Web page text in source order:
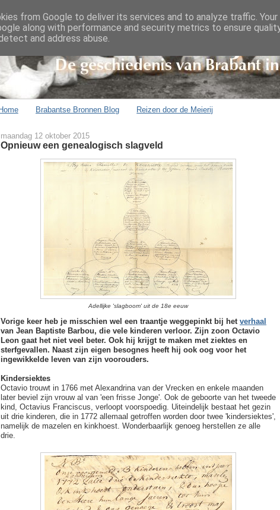
Home Brabantse Bronnen Blog Reizen door de Meierij
maandag 12 oktober 2015
Opnieuw een genealogisch slagveld
Adellijke 'slagboom' uit de 18e eeuw
Vorige keer heb je misschien wel een traantje weggepinkt bij het verhaal
van Jean Baptiste Barbou, die vele kinderen verloor. Zijn zoon Octavio
Leon gaat het niet veel beter. Ook hij krijgt te maken met ziektes en
sterfgevallen. Naast zijn eigen besognes heeft hij ook oog voor het
ingewikkelde leven van zijn voorouders.
Kindersiektes
Octavio trouwt in 1766 met Alexandrina van der Vrecken en enkele maanden
later beviel zijn vrouw al van 'een frisse Jonge'. Ook de geboorte van het tweede
kind, Octavius Franciscus, verloopt voorspoedig. Uiteindelijk bestaat het gezin
uit drie kinderen, die in 1772 allemaal getroffen worden door twee 'kindersiektes',
namelijk de mazelen en kinkhoest. Wonderbaarlijk genoeg herstellen ze alle
drie.
from Google to deliver its services and to analyze traffic.
along with performance and security metrics to ensure
and address abuse.